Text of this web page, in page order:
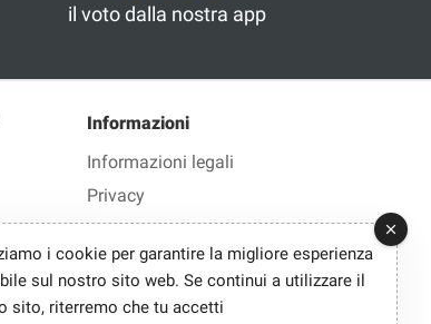
il voto dalla nostra app
Informazioni
Informazioni legali
Privacy
i cookie per garantire la migliore esperienza
sul nostro sito web. Se continui a utilizzare il
sito, riterremo che tu accetti